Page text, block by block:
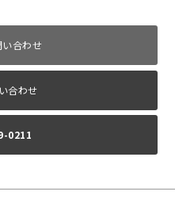
い合わせ
0211